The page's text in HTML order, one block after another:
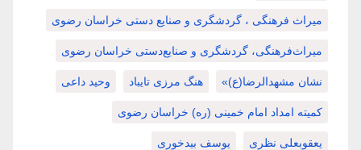
میراث فرهنگی ، گردشگری و صنایع دستی خراسان رضوی
میراث‌فرهنگی، گردشگری و صنایع‌دستی خراسان رضوی
نشان مشهدالرضا(ع)» هنگ مرزی تایباد وحید داعی
کمیته امداد امام خمینی (ره) خراسان رضوی
یعقوبعلی نظری یوسف بیدخوری